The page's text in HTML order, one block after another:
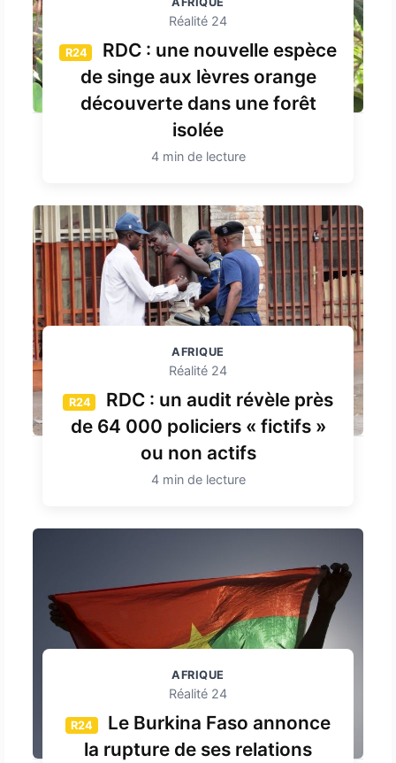
Réalité 24
R24
RDC : une nouvelle espèce
de singe aux lèvres orange
découverte dans une forêt
isolée
4 min de lecture
AFRIQUE
Réalité 24
R24
RDC : un audit révèle près
de 64 000 policiers « fictifs »
ou non actifs
4 min de lecture
AFRIQUE
Réalité 24
R24
Le Burkina Faso annonce
la rupture de ses relations